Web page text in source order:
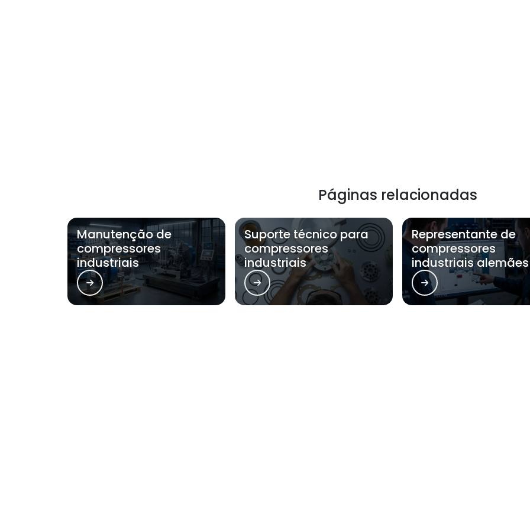
Páginas relacionadas
Manutenção de
compressores
industriais
Suporte técnico para
compressores
industriais
Representante de
compressores
industriais alemães